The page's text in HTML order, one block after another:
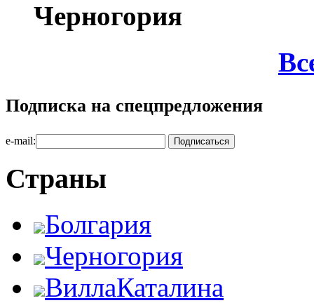
Черногория
Подписка на спецпредложения
e-mail:
Страны
Болгария
Черногория
ВиллаКаталина